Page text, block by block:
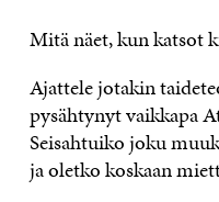
Mitä näet, kun katsot
Ajattele jotakin
pysähtynyt vaikkapa
Seisahtuiko joku
ja oletko koskaan